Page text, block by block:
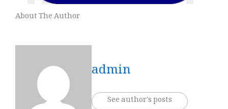
About The Author
admin
See author's posts